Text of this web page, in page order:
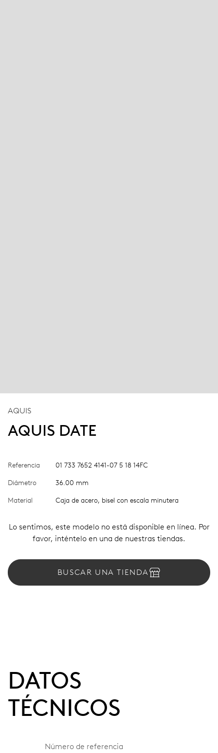
AQUIS
AQUIS DATE
Referencia 01 733 7652 4141-07 5 18 14FC
Diámetro 36.00 mm
Material Caja de acero, bisel con escala minutera
Lo sentimos, este modelo no está disponible en línea. Por
favor, inténtelo en una de nuestras tiendas.
BUSCAR UNA TIENDA
DATOS
TÉCNICOS
Número de referencia